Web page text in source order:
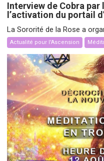
Interview de Cobra
l’activation du portail
La Sororité de la Rose a
Actualité pour l'Ascension